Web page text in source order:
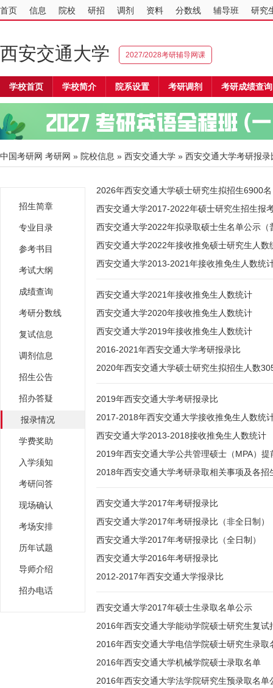
首页 信息 院校 研招 调剂 资料 分数线 辅导班 研究
西安交通大学 2027/2028考研辅导网课
学校首页 学校简介 院系设置 考研调剂 考研成绩查询
中国考研网 考研网 » 院校信息 » 西安交通大学 » 西安交通大学考研报
招生简章
专业目录
参考书目
考试大纲
成绩查询
考研分数线
复试信息
调剂信息
招生公告
招办答疑
报录情况
学费奖助
入学须知
考研问答
现场确认
考场安排
历年试题
导师介绍
招办电话
2026年西安交通大学硕士研究生拟招生6900名
西安交通大学2017-2022年硕士研究生招生报
西安交通大学2022年拟录取硕士生名单公示（
西安交通大学2022年接收推免硕士研究生人数
西安交通大学2013-2021年接收推免生人数统
西安交通大学2021年接收推免生人数统计
西安交通大学2020年接收推免生人数统计
西安交通大学2019年接收推免生人数统计
2016-2021年西安交通大学考研报录比
2020年西安交通大学硕士研究生拟招生人数
2019年西安交通大学考研报录比
2017-2018年西安交通大学接收推免生人数统
西安交通大学2013-2018接收推免生人数统计
2019年西安交通大学公共管理硕士（MPA）提
2018年西安交通大学考研录取相关事项及各招
西安交通大学2017年考研报录比
西安交通大学2017年考研报录比（非全日制）
西安交通大学2017年考研报录比（全日制）
西安交通大学2016年考研报录比
2012-2017年西安交通大学报录比
西安交通大学2017年硕士生录取名单公示
2016年西安交通大学能动学院硕士研究生复试
2016年西安交通大学电信学院硕士研究生录取
2016年西安交通大学机械学院硕士录取名单
2016年西安交通大学法学院研究生预录取名单